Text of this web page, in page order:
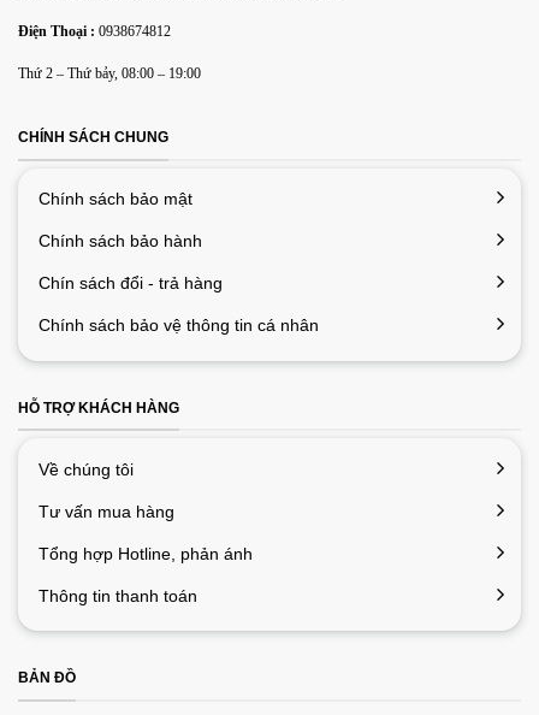
cho lần bình luận kế tiếp của tôi.
Điện Thoại : 0938674812
Thứ 2 – Thứ bảy, 08:00 – 19:00
CHÍNH SÁCH CHUNG
Chính sách bảo mật
Chính sách bảo hành
Chín sách đổi - trả hàng
Chính sách bảo vệ thông tin cá nhân
HỖ TRỢ KHÁCH HÀNG
Về chúng tôi
Tư vấn mua hàng
Tổng hợp Hotline, phản ánh
Thông tin thanh toán
BẢN ĐỒ